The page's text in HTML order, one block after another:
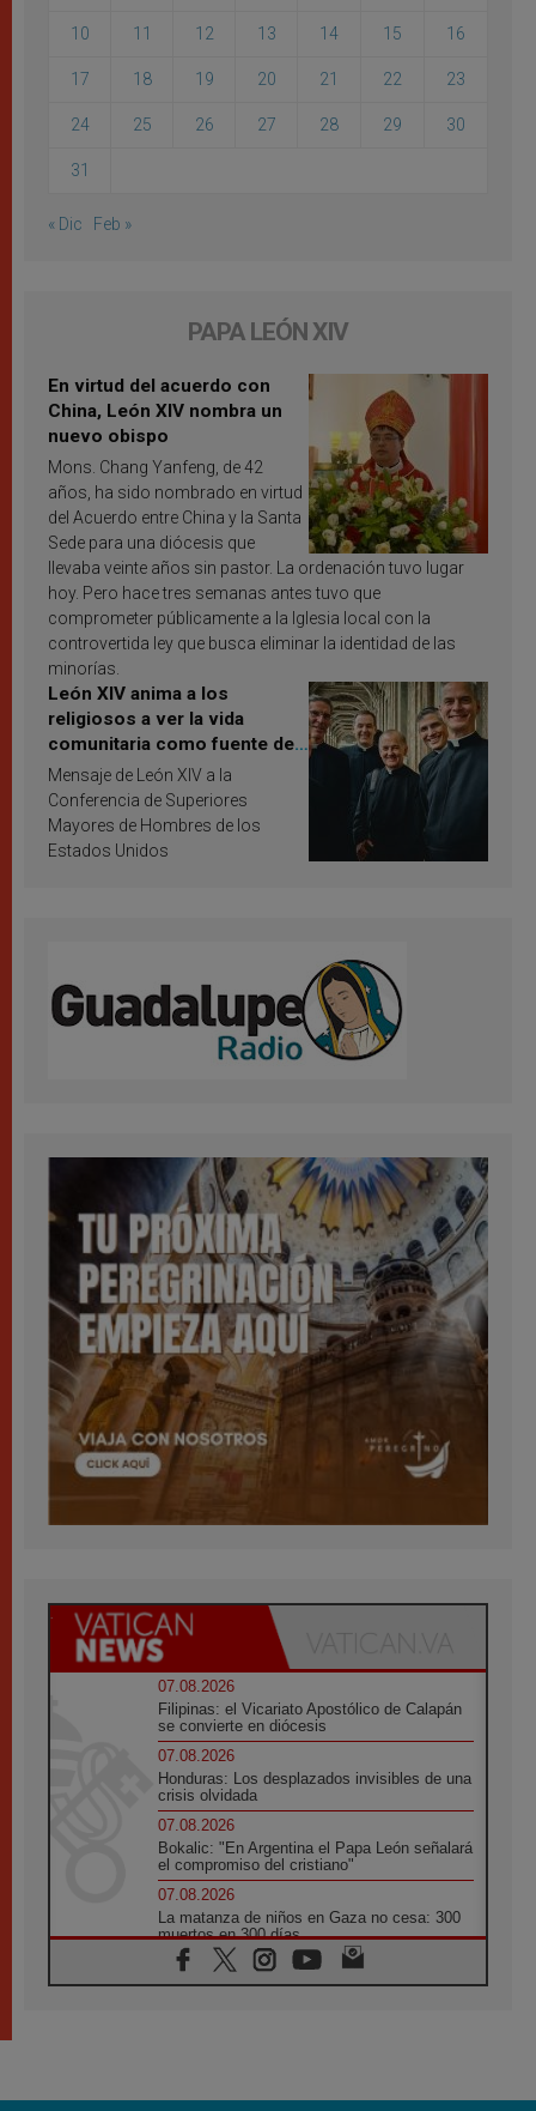
10 11 12 13 14 15 16
17 18 19 20 21 22 23
24 25 26 27 28 29 30
31
« Dic Feb »
PAPA LEÓN XIV
En virtud del acuerdo con
China, León XIV nombra un
nuevo obispo
Mons. Chang Yanfeng, de 42
años, ha sido nombrado en virtud
del Acuerdo entre China y la Santa
Sede para una diócesis que
llevaba veinte años sin pastor. La ordenación tuvo lugar
hoy. Pero hace tres semanas antes tuvo que
comprometer públicamente a la Iglesia local con la
controvertida ley que busca eliminar la identidad de las
minorías.
León XIV anima a los
religiosos a ver la vida
comunitaria como fuente de
inspiración y santificación
Mensaje de León XIV a la
Conferencia de Superiores
Mayores de Hombres de los
Estados Unidos
07.08.2026
Filipinas: el Vicariato Apostólico de Calapán
se convierte en diócesis
07.08.2026
Honduras: Los desplazados invisibles de una
crisis olvidada
07.08.2026
Bokalic: "En Argentina el Papa León señalará
el compromiso del cristiano"
07.08.2026
La matanza de niños en Gaza no cesa: 300
muertos en 300 días
07.08.2026
Tagle: La guerra desfigura el mundo, solo la